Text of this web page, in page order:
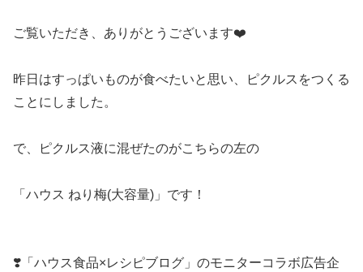
ご覧いただき、ありがとうございます❤️
昨日はすっぱいものが食べたいと思い、ピクルスをつくる
ことにしました。
で、ピクルス液に混ぜたのがこちらの左の
「ハウス ねり梅(大容量)」です！
❣️「ハウス食品×レシピブログ」のモニターコラボ広告企